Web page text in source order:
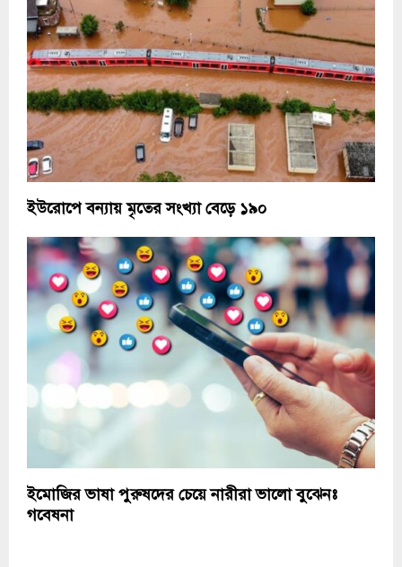
ইউরোপে বন্যায় মৃতের সংখ্যা বেড়ে ১৯০
ইমোজির ভাষা পুরুষদের চেয়ে নারীরা ভালো বুঝেনঃ
গবেষনা